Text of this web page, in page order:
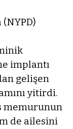
implantı
gelişen
yitirdi.
memurunun
de ailesini